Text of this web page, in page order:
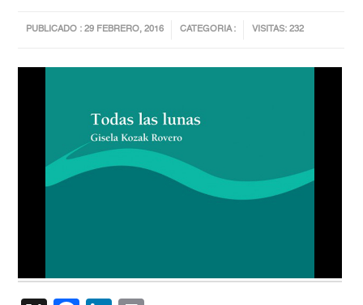
PUBLICADO : 29 FEBRERO, 2016 CATEGORIA : VISITAS: 232